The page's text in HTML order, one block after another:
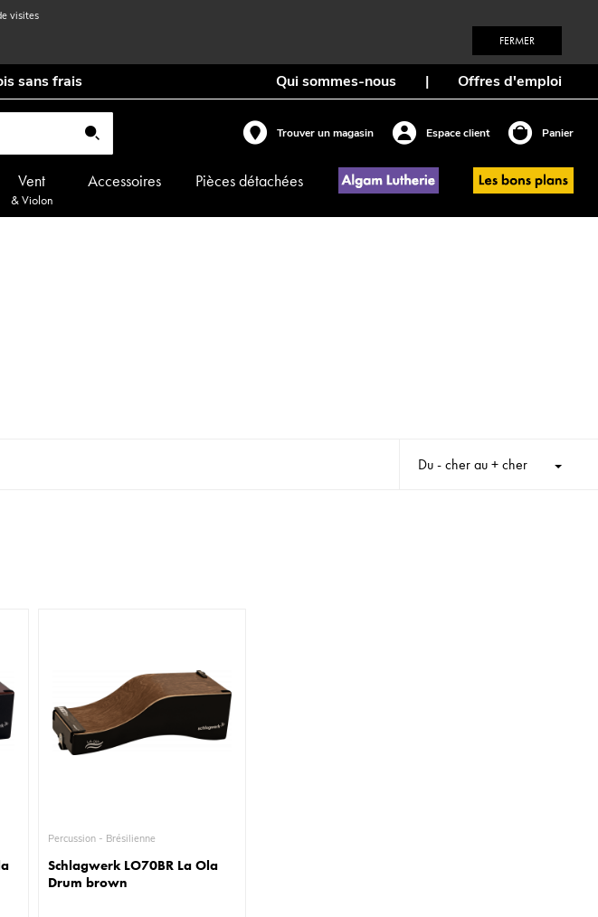
visites
FERMER
sans frais Qui sommes-nous | Offres d'emploi
Trouver un magasin Espace client Panier
Vent
& Violon
Accessoires Pièces détachées
Du - cher au + cher
Percussion - Brésilienne
Schlagwerk LO70BR La Ola
Drum brown